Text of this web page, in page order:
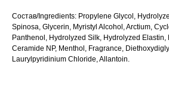
Состав/Ingredients: Propylene Glycol,
Spinosa, Glycerin, Myristyl Alcohol, Arctium,
Panthenol, Hydrolyzed Silk, Hydrolyzed Elastin,
Ceramide NP, Menthol, Fragrance,
Laurylpyridinium Chloride, Allantoin.